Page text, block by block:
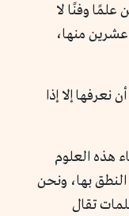
وفنًا لا
عشرين منها،
إلا إذا
هذه العلوم
النطق بها، ونحن
تقال